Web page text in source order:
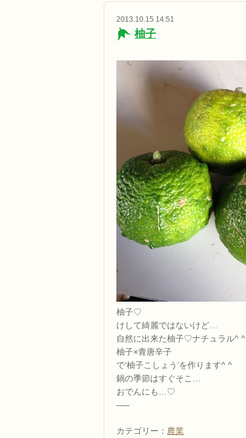
2013.10.15 14:51
柚子
柚子♡
けして綺麗ではないけど…
自然に出来た柚子♡ナチュラル^ ^
柚子×青唐辛子
で‘柚子こしょう’を作ります^ ^
鍋の季節はすぐそこ…
おでんにも…♡
—–
カテゴリー： 農業